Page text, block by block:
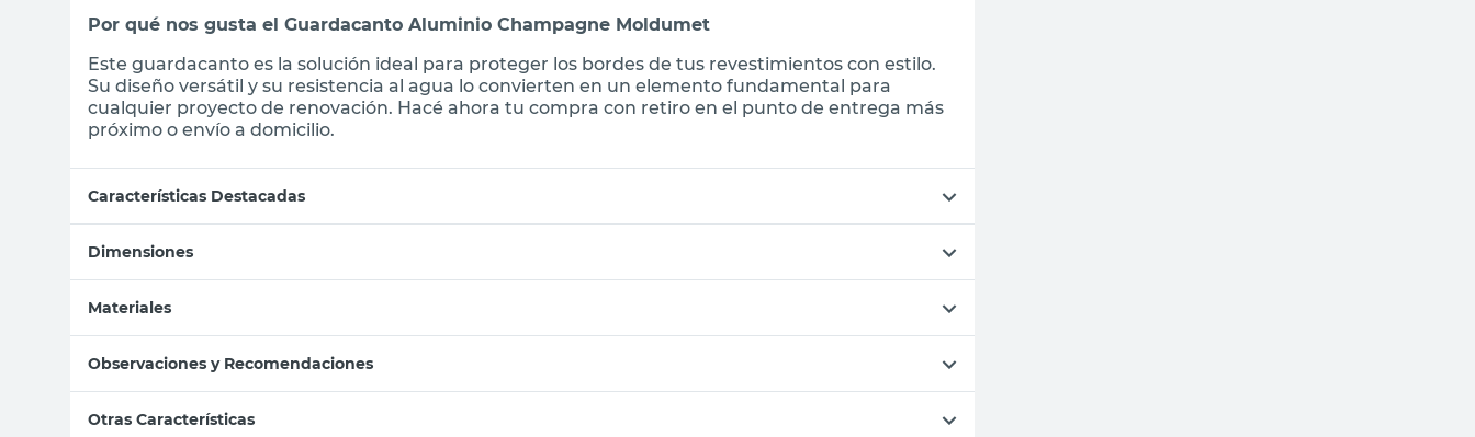
Por qué nos gusta el Guardacanto Aluminio Champagne Moldumet
Este guardacanto es la solución ideal para proteger los bordes de tus revestimientos con estilo.
Su diseño versátil y su resistencia al agua lo convierten en un elemento fundamental para
cualquier proyecto de renovación. Hacé ahora tu compra con retiro en el punto de entrega más
próximo o envío a domicilio.
Características Destacadas
Dimensiones
Materiales
Observaciones y Recomendaciones
Otras Características